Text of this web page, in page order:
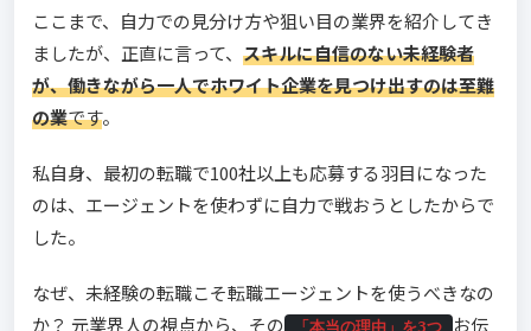
ここまで、自力での見分け方や狙い目の業界を紹介してき
ましたが、正直に言って、 スキルに自信のない未経験者
が、働きながら一人でホワイト企業を見つけ出すのは至難
の業です。
私自身、最初の転職で100社以上も応募する羽目になった
のは、エージェントを使わずに自力で戦おうとしたからで
した。
なぜ、未経験の転職こそ転職エージェントを使うべきなの
か？ 元業界人の視点から、その
「本当の理由」を3つ お伝